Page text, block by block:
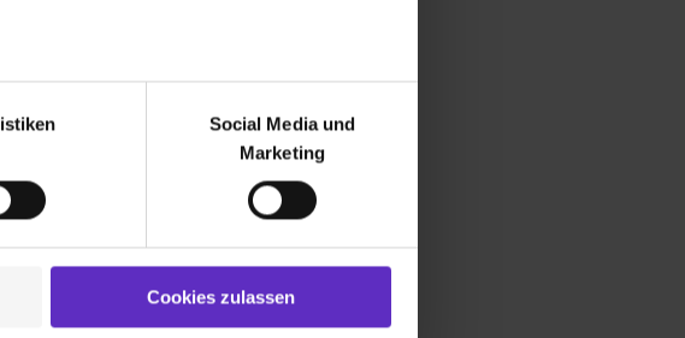
um von dir bei Benutzung der
auf unsere Webseite zu analysieren
Partner für soziale Medien, Werbung
Media und Marketing“). Unsere
die du ihnen bereitgestellt hast oder die
Marketing“ bist du auch damit
oder Posts) angezeigt und hierfür
Social Media und
Marketing
Cookies zulassen
Was ist, wenn ich noch weiter Fragen habe?